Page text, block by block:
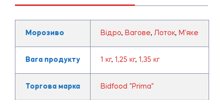
Морозиво Відро, Вагове,Лоток, М'яке
Вага продукту 1 кг, 1,25 кг, 1,35 кг
Торгова марка Bidfood "Prima"